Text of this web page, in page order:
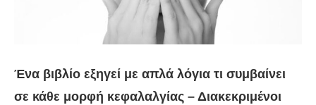
Ένα βιβλίο εξηγεί με απλά λόγια τι συμβαίνει
σε κάθε μορφή κεφαλαλγίας – Διακεκριμένοι